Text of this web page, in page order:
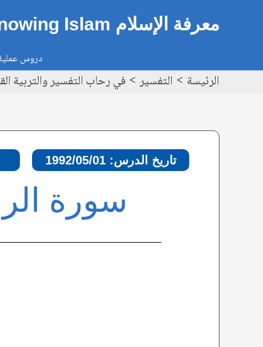
معرفة الإسلام Knowing Islam
دروس عملية
الرئيسة التفسير في رحاب التفسير والتربية القرآنية
تاريخ الدرس: 1992/05/01
سورة الرحمن،
navigation